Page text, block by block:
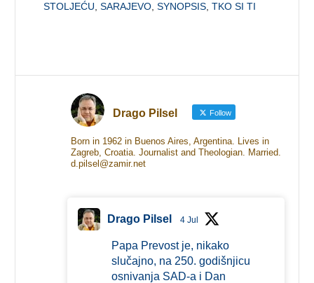
STOLJEĆU ,SARAJEVO ,SYNOPSIS ,TKO SI TI
Drago Pilsel Follow
Born in 1962 in Buenos Aires, Argentina. Lives in
Zagreb, Croatia. Journalist and Theologian. Married.
d.pilsel@zamir.net
Drago Pilsel 4 Jul
Papa Prevost je, nikako
slučajno, na 250. godišnjicu
osnivanja SAD-a i Dan